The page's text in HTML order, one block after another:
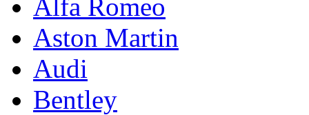
Alfa Romeo
Aston Martin
Audi
Bentley